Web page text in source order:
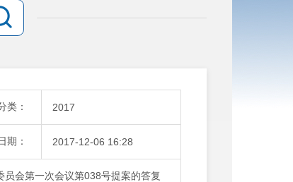
类： 2017
期： 2017-12-06 16:28
会第一次会议第038号提案的答复